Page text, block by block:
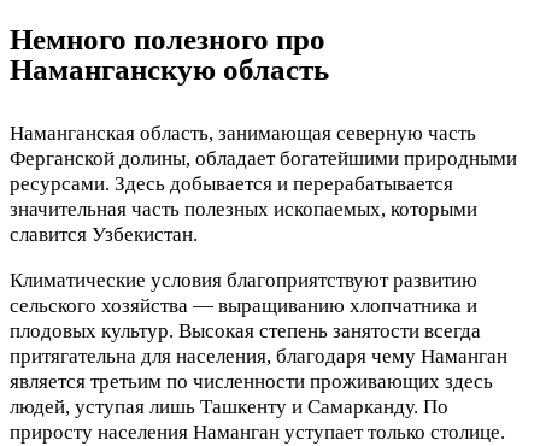
Немного полезного про
Наманганскую область
Наманганская область, занимающая северную часть
Ферганской долины, обладает богатейшими природными
ресурсами. Здесь добывается и перерабатывается
значительная часть полезных ископаемых, которыми
славится Узбекистан.
Климатические условия благоприятствуют развитию
сельского хозяйства — выращиванию хлопчатника и
плодовых культур. Высокая степень занятости всегда
притягательна для населения, благодаря чему Наманган
является третьим по численности проживающих здесь
людей, уступая лишь Ташкенту и Самарканду. По
приросту населения Наманган уступает только столице.